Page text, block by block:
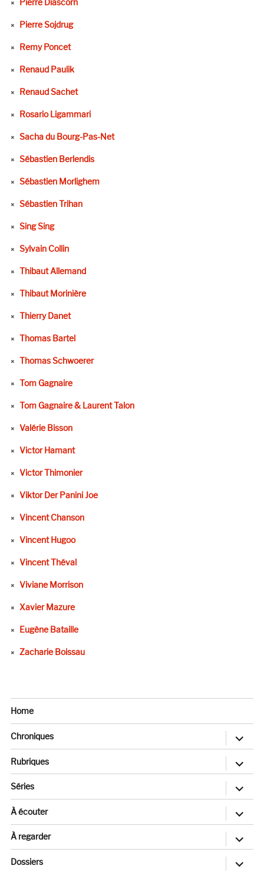
Pierre Sojdrug
Remy Poncet
Renaud Paulik
Renaud Sachet
Rosario Ligammari
Sacha du Bourg-Pas-Net
Sébastien Berlendis
Sébastien Morlighem
Sébastien Trihan
Sing Sing
Sylvain Collin
Thibaut Allemand
Thibaut Morinière
Thierry Danet
Thomas Bartel
Thomas Schwoerer
Tom Gagnaire
Tom Gagnaire & Laurent Talon
Valérie Bisson
Victor Hamant
Victor Thimonier
Viktor Der Panini Joe
Vincent Chanson
Vincent Hugoo
Vincent Théval
Viviane Morrison
Xavier Mazure
Eugène Bataille
Zacharie Boissau
Home
Chroniques
ouvrir
sous-
menu
Rubriques
ouvrir
sous-
menu
Séries
ouvrir
sous-
menu
À écouter
ouvrir
sous-
menu
À regarder
ouvrir
sous-
menu
Dossiers
ouvrir